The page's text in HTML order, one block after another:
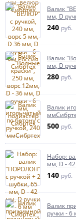
Валик
мм, D
240 руб.
Валик
мм, D
280 руб.
Валик
500 руб.
Набор:
мм, D -
140 руб.
Валик
ручки -